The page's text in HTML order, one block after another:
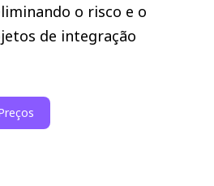
o risco e o
de integração